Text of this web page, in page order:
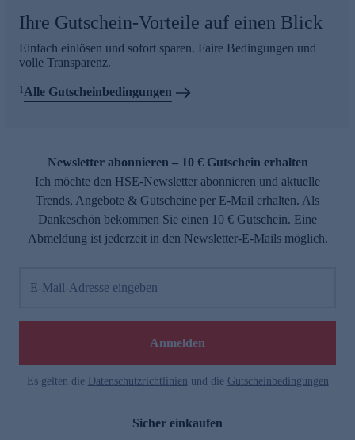
Ihre Gutschein-Vorteile auf einen Blick
Einfach einlösen und sofort sparen. Faire Bedingungen und
volle Transparenz.
1 Alle Gutscheinbedingungen
Newsletter abonnieren – 10 € Gutschein erhalten
Ich möchte den HSE-Newsletter abonnieren und aktuelle
Trends, Angebote & Gutscheine per E-Mail erhalten. Als
Dankeschön bekommen Sie einen 10 € Gutschein. Eine
Abmeldung ist jederzeit in den Newsletter-E-Mails möglich.
E-Mail-Adresse eingeben
Anmelden
Es gelten die Datenschutzrichtlinien und die Gutscheinbedingungen
Sicher einkaufen